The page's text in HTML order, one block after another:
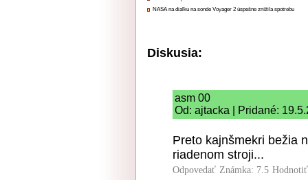
NASA na diaľku na sonde Voyager 2 úspešne znížila spotrebu
Diskusia:
asm 00
Od: ajtacka | Pridané:
Preto kajnšmekri bežia
riadenom stroji...
Odpovedať Známka: 7.5